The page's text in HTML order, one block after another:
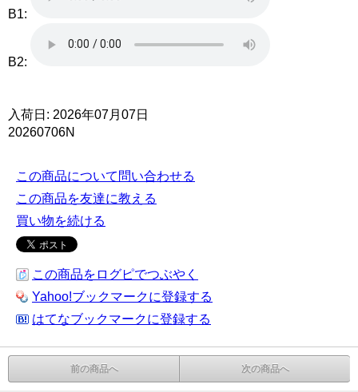
B1:
B2:
入荷日: 2026年07月07日
20260706N
この商品について問い合わせる
この商品を友達に教える
買い物を続ける
この商品をログピでつぶやく
Yahoo!ブックマークに登録する
はてなブックマークに登録する
前の商品へ 次の商品へ